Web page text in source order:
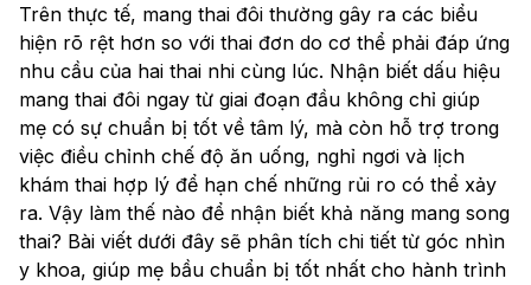
Trên thực tế, mang thai đôi thường gây ra các biểu
hiện rõ rệt hơn so với thai đơn do cơ thể phải đáp ứng
nhu cầu của hai thai nhi cùng lúc. Nhận biết dấu hiệu
mang thai đôi ngay từ giai đoạn đầu không chỉ giúp
mẹ có sự chuẩn bị tốt về tâm lý, mà còn hỗ trợ trong
việc điều chỉnh chế độ ăn uống, nghỉ ngơi và lịch
khám thai hợp lý để hạn chế những rủi ro có thể xảy
ra. Vậy làm thế nào để nhận biết khả năng mang song
thai? Bài viết dưới đây sẽ phân tích chi tiết từ góc nhìn
y khoa, giúp mẹ bầu chuẩn bị tốt nhất cho hành trình